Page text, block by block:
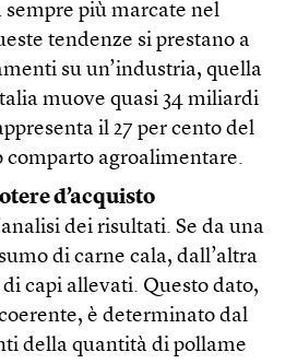
più marcate nel
tendenze si prestano a
su un’industria, quella
muove quasi 34 miliardi
il 27 per cento del
agroalimentare.
d’acquisto
dei risultati. Se da una
di carne cala, dall’altra
capi allevati. Questo dato,
è determinato dal
della quantità di pollame